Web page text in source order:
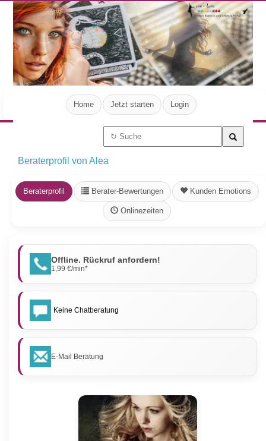
Home Jetzt starten Login
Beraterprofil von Alea
Beraterprofil Berater-Bewertungen Kunden Emotions
Onlinezeiten
Offline. Rückruf anfordern!
1,99 €/min*
Keine Chatberatung
E-Mail Beratung